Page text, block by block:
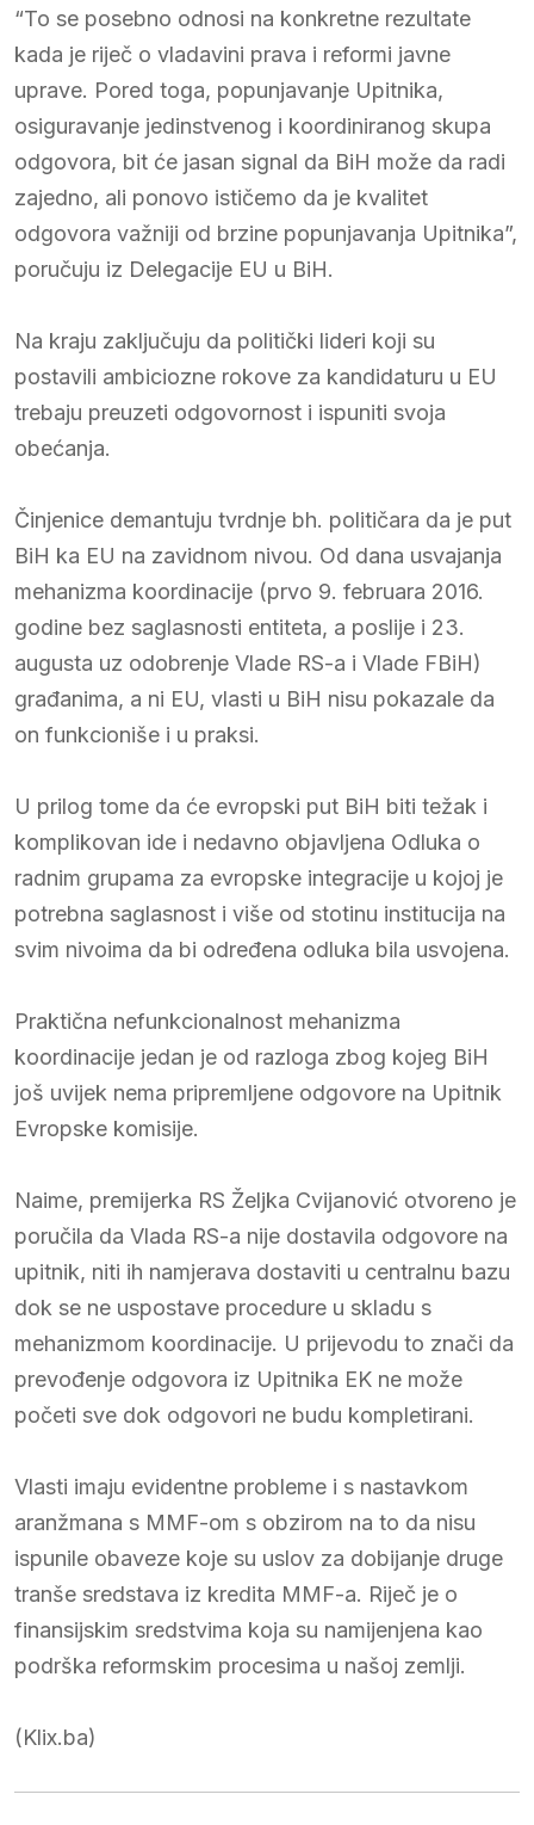
“To se posebno odnosi na konkretne rezultate
kada je riječ o vladavini prava i reformi javne
uprave. Pored toga, popunjavanje Upitnika,
osiguravanje jedinstvenog i koordiniranog skupa
odgovora, bit će jasan signal da BiH može da radi
zajedno, ali ponovo ističemo da je kvalitet
odgovora važniji od brzine popunjavanja Upitnika”,
poručuju iz Delegacije EU u BiH.
Na kraju zaključuju da politički lideri koji su
postavili ambiciozne rokove za kandidaturu u EU
trebaju preuzeti odgovornost i ispuniti svoja
obećanja.
Činjenice demantuju tvrdnje bh. političara da je put
BiH ka EU na zavidnom nivou. Od dana usvajanja
mehanizma koordinacije (prvo 9. februara 2016.
godine bez saglasnosti entiteta, a poslije i 23.
augusta uz odobrenje Vlade RS-a i Vlade FBiH)
građanima, a ni EU, vlasti u BiH nisu pokazale da
on funkcioniše i u praksi.
U prilog tome da će evropski put BiH biti težak i
komplikovan ide i nedavno objavljena Odluka o
radnim grupama za evropske integracije u kojoj je
potrebna saglasnost i više od stotinu institucija na
svim nivoima da bi određena odluka bila usvojena.
Praktična nefunkcionalnost mehanizma
koordinacije jedan je od razloga zbog kojeg BiH
još uvijek nema pripremljene odgovore na Upitnik
Evropske komisije.
Naime, premijerka RS Željka Cvijanović otvoreno je
poručila da Vlada RS-a nije dostavila odgovore na
upitnik, niti ih namjerava dostaviti u centralnu bazu
dok se ne uspostave procedure u skladu s
mehanizmom koordinacije. U prijevodu to znači da
prevođenje odgovora iz Upitnika EK ne može
početi sve dok odgovori ne budu kompletirani.
Vlasti imaju evidentne probleme i s nastavkom
aranžmana s MMF-om s obzirom na to da nisu
ispunile obaveze koje su uslov za dobijanje druge
tranše sredstava iz kredita MMF-a. Riječ je o
finansijskim sredstvima koja su namijenjena kao
podrška reformskim procesima u našoj zemlji.
(Klix.ba)